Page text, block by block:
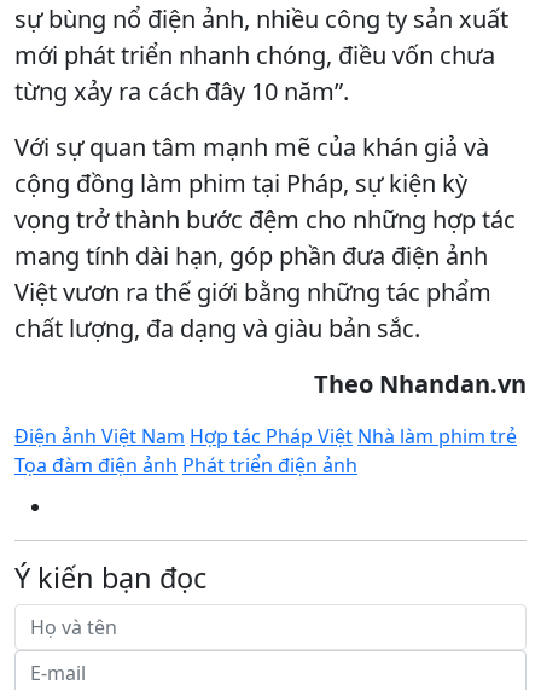
sự bùng nổ điện ảnh, nhiều công ty sản xuất
mới phát triển nhanh chóng, điều vốn chưa
từng xảy ra cách đây 10 năm”.
Với sự quan tâm mạnh mẽ của khán giả và
cộng đồng làm phim tại Pháp, sự kiện kỳ
vọng trở thành bước đệm cho những hợp tác
mang tính dài hạn, góp phần đưa điện ảnh
Việt vươn ra thế giới bằng những tác phẩm
chất lượng, đa dạng và giàu bản sắc.
Theo Nhandan.vn
Điện ảnh Việt Nam Hợp tác Pháp Việt Nhà làm phim trẻ
Tọa đàm điện ảnh Phát triển điện ảnh
Ý kiến bạn đọc